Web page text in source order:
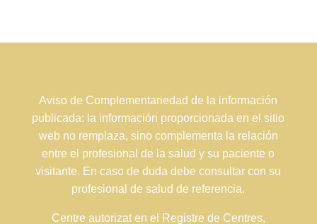
Aviso de Complementariedad de la información
publicada: la información proporcionada en el sitio
web no remplaza, sino complementa la relación
entre el profesional de la salud y su paciente o
visitante. En caso de duda debe consultar con su
profesional de salud de referencia.
Centre autorizat en el Registre de Centres,